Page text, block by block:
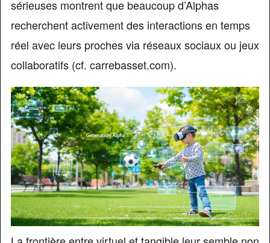
sérieuses montrent que beaucoup d’Alphas
recherchent activement des interactions en temps
réel avec leurs proches via réseaux sociaux ou jeux
collaboratifs (cf. carrebasset.com).